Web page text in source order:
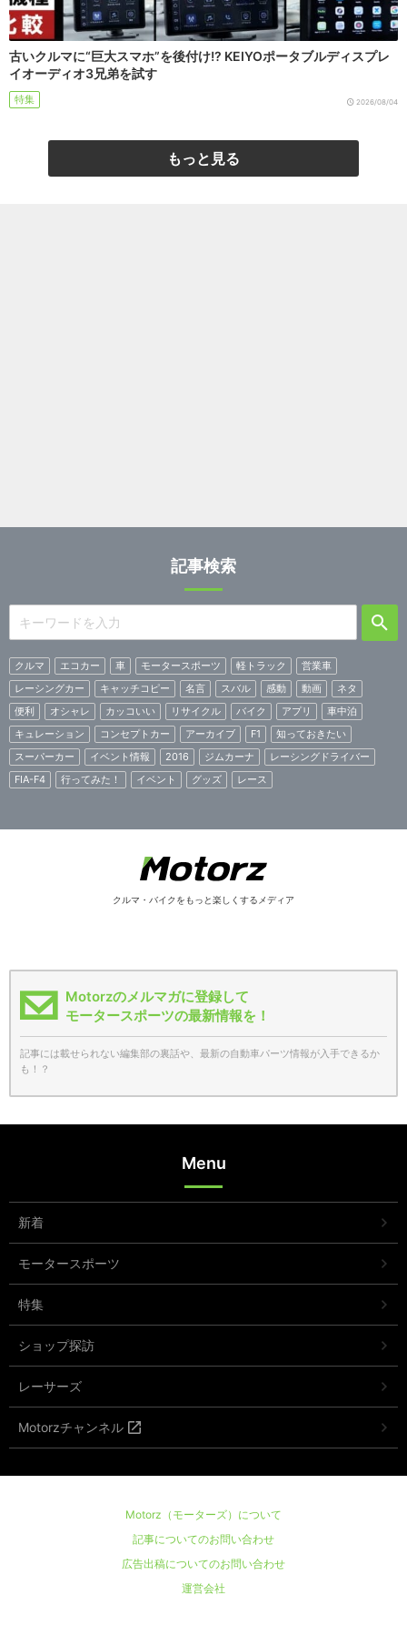
古いクルマに“巨大スマホ”を後付け!? KEIYOポータブルディスプレ
イオーディオ3兄弟を試す
特集 2026/08/04
もっと見る
記事検索
クルマ エコカー 車 モータースポーツ 軽トラック
営業車
レーシングカー
キャッチコピー 名言 スバル 感動 動画
ネタ
便利
オシャレ カッコいい リサイクル バイク アプリ
車中泊
キュレーション
コンセプトカー アーカイブ F1
知っておきたい
スーパーカー
イベント情報 2016 ジムカーナ
レーシングドライバー
FIA-F4
行ってみた！ イベント グッズ レース
クルマ・バイクをもっと楽しくするメディア
Motorzのメルマガに登録して
モータースポーツの最新情報を！
記事には載せられない編集部の裏話や、最新の自動車パーツ情報が入手できるか
も！？
Menu
新着
モータースポーツ
特集
ショップ探訪
レーサーズ
Motorzチャンネル
Motorz（モーターズ）について
記事についてのお問い合わせ
広告出稿についてのお問い合わせ
運営会社